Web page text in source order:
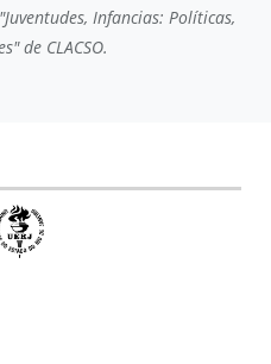
Infancias: Políticas,
de CLACSO.